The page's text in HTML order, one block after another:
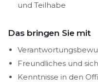
und Teilhabe
Das bringen Sie mit
Freundliches und
Kenntnisse in den